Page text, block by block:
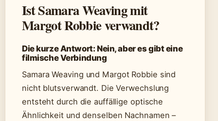
Ist Samara Weaving mit
Margot Robbie verwandt?
Die kurze Antwort: Nein, aber es gibt eine
filmische Verbindung
Samara Weaving und Margot Robbie sind
nicht blutsverwandt. Die Verwechslung
entsteht durch die auffällige optische
Ähnlichkeit und denselben Nachnamen –